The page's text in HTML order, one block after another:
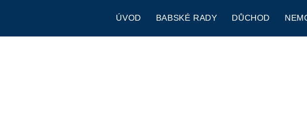
ÚVOD BABSKÉ RADY DŮCHOD